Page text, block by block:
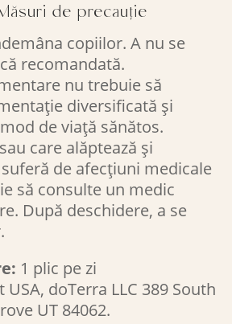
de precauție
copiilor. A nu se
recomandată.
nu trebuie să
diversificată și
de viață sănătos.
care alăptează și
de afecțiuni medicale
să consulte un medic
După deschidere, a se
1 plic pe zi
doTerra LLC 389 South
UT 84062.